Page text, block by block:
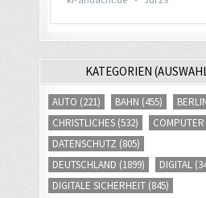
KATEGORIEN
AUTO (221) BAHN (455)
CHRISTLICHES (532) COMPUTER
DATENSCHUTZ (805)
DEUTSCHLAND (1899) DIGITAL
DIGITALE SICHERHEIT (845)